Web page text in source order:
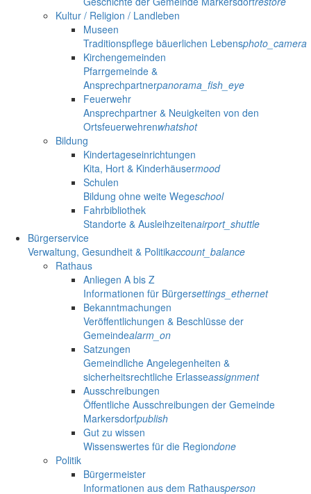
Kultur / Religion / Landleben
Museen
Traditionspflege bäuerlichen Lebensphoto_camera
Kirchengemeinden
Pfarrgemeinde &
Ansprechpartnerpanorama_fish_eye
Feuerwehr
Ansprechpartner & Neuigkeiten von den
Ortsfeuerwehrenwhatshot
Bildung
Kindertageseinrichtungen
Kita, Hort & Kinderhäusermood
Schulen
Bildung ohne weite Wegeschool
Fahrbibliothek
Standorte & Ausleihzeitenairport_shuttle
Bürgerservice
Verwaltung, Gesundheit & Politikaccount_balance
Rathaus
Anliegen A bis Z
Informationen für Bürgersettings_ethernet
Bekanntmachungen
Veröffentlichungen & Beschlüsse der
Gemeindealarm_on
Satzungen
Gemeindliche Angelegenheiten &
sicherheitsrechtliche Erlasseassignment
Ausschreibungen
Öffentliche Ausschreibungen der Gemeinde
Markersdorfpublish
Gut zu wissen
Wissenswertes für die Regiondone
Politik
Bürgermeister
Informationen aus dem Rathausperson